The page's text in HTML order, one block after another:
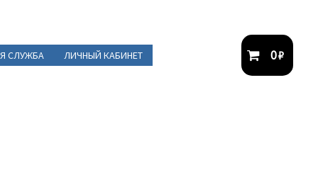
СЛУЖБА ЛИЧНЫЙ КАБИНЕТ 0₽